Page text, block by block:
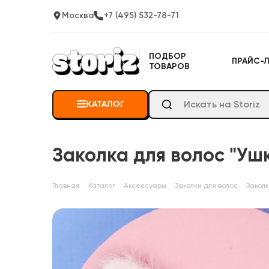
Москва +7 (495) 532-78-71
ПОДБОР
ТОВАРОВ
ПРАЙС-
КАТАЛОГ
Заколка для волос
Главная Каталог Аксессуары Заколки для волос